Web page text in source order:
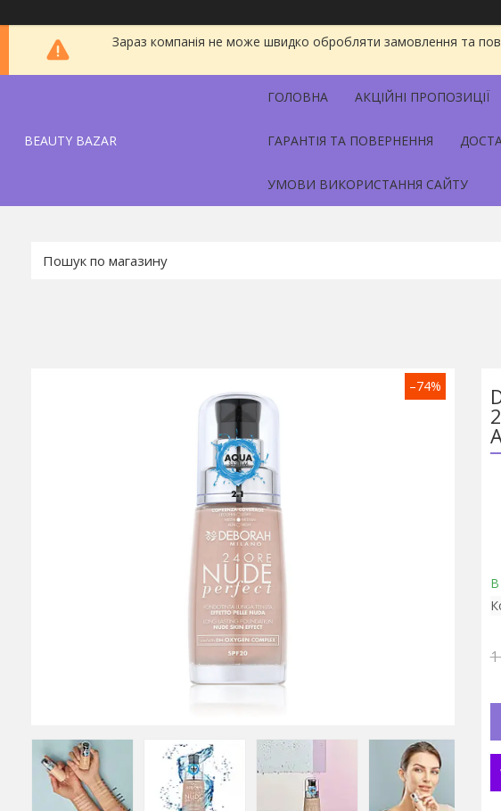
Зараз компанія не може швидко обробляти замовлення та
BEAUTY BAZAR
ГОЛОВНА АКЦІЙНІ ПРОПОЗИЦІЇ
ГАРАНТІЯ ТА ПОВЕРНЕННЯ
УМОВИ ВИКОРИСТАННЯ САЙТУ
–74%
В